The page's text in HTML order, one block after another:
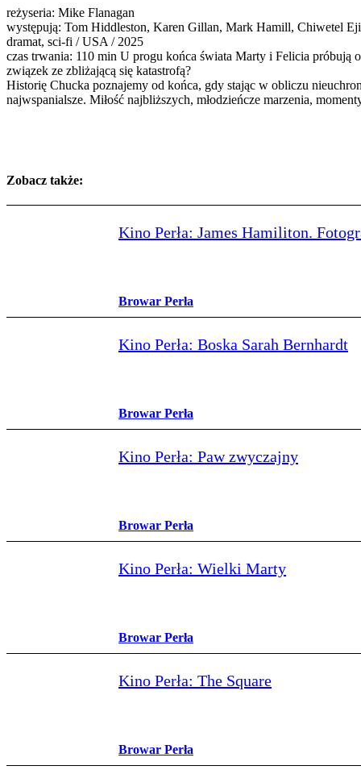
reżyseria: Mike Flanagan
występują: Tom Hiddleston, Karen Gillan, Mark Hamill, Chiwetel
dramat, sci-fi / USA / 2025
czas trwania: 110 min U progu końca świata Marty i Felicia próbują
związek ze zbliżającą się katastrofą?
Historię Chucka poznajemy od końca, gdy stając w obliczu
najwspanialsze. Miłość najbliższych, młodzieńcze marzenia,
Zobacz także:
Kino Perła: James Hamiliton.
Browar Perła
Kino Perła: Boska Sarah Bernhardt
Browar Perła
Kino Perła: Paw zwyczajny
Browar Perła
Kino Perła: Wielki Marty
Browar Perła
Kino Perła: The Square
Browar Perła